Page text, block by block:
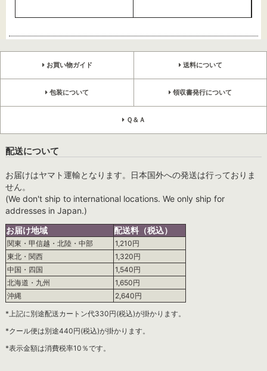
お買い物ガイド 送料について
包装について 領収書発行について
Ｑ＆Ａ
配送について
お届けはヤマト運輸となります。日本国外への発送は行っておりま
せん。
(We don't ship to international locations. We only ship for
addresses in Japan.)
お届け地域
配送料（税込）
関東・甲信越・北陸・中部
1,210円
東北・関西
1,320円
中国・四国
1,540円
北海道・九州
1,650円
沖縄
2,640円
*上記に別途配送カートン代330円(税込)が掛かります。
*クール便は別途440円(税込)が掛かります。
*表示金額は消費税率10％です。